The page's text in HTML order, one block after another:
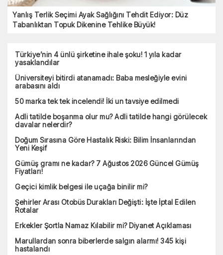
Yanlış Terlik Seçimi Ayak Sağlığını Tehdit Ediyor: Düz
Tabanlıktan Topuk Dikenine Tehlike Büyük!
Türkiye’nin 4 ünlü şirketine ihale şoku! 1 yıla kadar
yasaklandılar
Üniversiteyi bitirdi atanamadı: Baba mesleğiyle evini
arabasını aldı
50 marka tek tek incelendi! İki un tavsiye edilmedi
Adli tatilde boşanma olur mu? Adli tatilde hangi görülecek
davalar nelerdir?
Doğum Sırasına Göre Hastalık Riski: Bilim İnsanlarından
Yeni Keşif
Gümüş gramı ne kadar? 7 Ağustos 2026 Güncel Gümüş
Fiyatları!
Geçici kimlik belgesi ile uçağa binilir mi?
Şehirler Arası Otobüs Durakları Değişti: İşte İptal Edilen
Rotalar
Erkekler Şortla Namaz Kılabilir mi? Diyanet Açıklaması
Marullardan sonra biberlerde salgın alarmı! 345 kişi
hastalandı